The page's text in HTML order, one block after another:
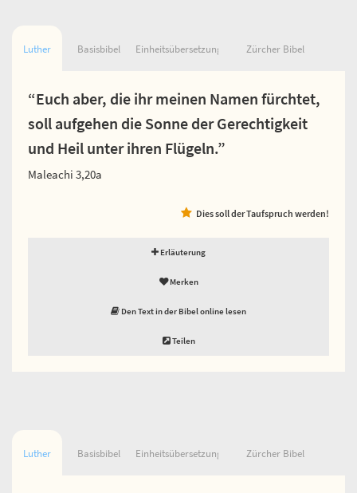
Luther Basisbibel Einheitsübersetzung Zürcher Bibel
“Euch aber, die ihr meinen Namen fürchtet,
soll aufgehen die Sonne der Gerechtigkeit
und Heil unter ihren Flügeln.”
Maleachi 3,20a
Dies soll der Taufspruch werden!
Erläuterung
Merken
Den Text in der Bibel online lesen
Teilen
Luther Basisbibel Einheitsübersetzung Zürcher Bibel